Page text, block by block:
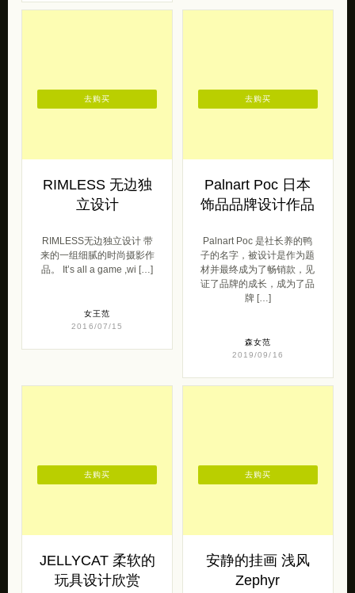
RIMLESS 无边独
立设计
RIMLESS无边独立设计 带
来的一组细腻的时尚摄影作
品。 It’s all a game ,wi […]
女王范
2016/07/15
去购买
Palnart Poc 日本
饰品品牌设计作品
Palnart Poc 是社长养的鸭
子的名字，被设计是作为题
材并最终成为了畅销款，见
证了品牌的成长，成为了品
牌 […]
森女范
2019/09/16
去购买
JELLYCAT 柔软的
玩具设计欣赏
去购买
安静的挂画 浅风
Zephyr
去购买